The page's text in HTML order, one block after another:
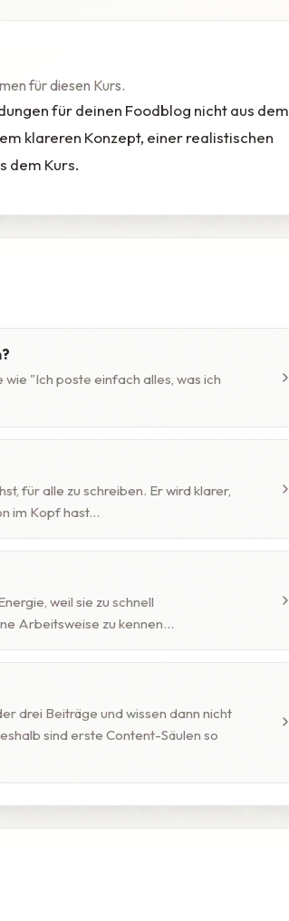
für diesen Kurs.
für deinen Foodblog nicht aus dem
klareren Konzept, einer realistischen
dem Kurs.
"Ich poste einfach alles, was ich
für alle zu schreiben. Er wird klarer,
im Kopf hast...
weil sie zu schnell
Arbeitsweise zu kennen...
drei Beiträge und wissen dann nicht
sind erste Content-Säulen so